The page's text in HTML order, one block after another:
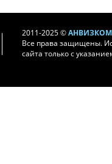
2011-2025 ©
Все права защищены.
сайта только с